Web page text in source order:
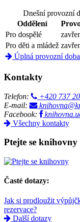
Dnešní provozní
Oddělení
Pro dospělé
Pro děti a mládež
Úplná provozní doba
Kontakty
Telefon:
+420 737
E-mail:
Facebook:
Všechny kontakty
Ptejte se knihovny
Časté dotazy:
Jak si prodloužit
rezervace?
Další dotazy